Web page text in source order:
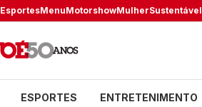
EsportesMenuMotorshowMulherSustentável
ESPORTES ENTRETENIMENTO